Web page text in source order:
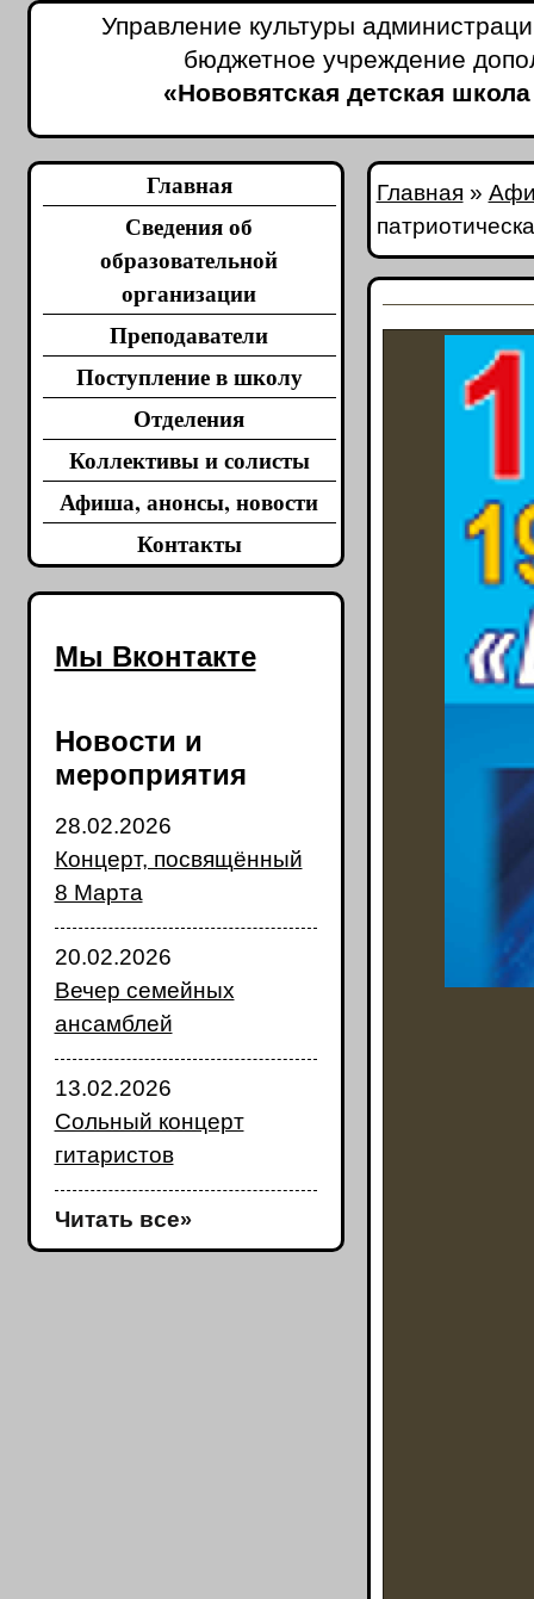
Главная
Сведения об
образовательной
организации
Преподаватели
Поступление в школу
Отделения
Коллективы и солисты
Афиша, анонсы, новости
Контакты
Мы Вконтакте
Новости и
мероприятия
28.02.2026
Концерт, посвящённый
8 Марта
20.02.2026
Вечер семейных
ансамблей
13.02.2026
Сольный концерт
гитаристов
Читать все»
Управление культуры
бюджетное учреждение
«Нововятская детская
Главная »